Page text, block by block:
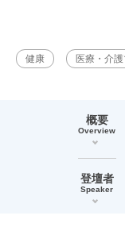
健康 医療・介
概要
Overview
登壇者
Speaker